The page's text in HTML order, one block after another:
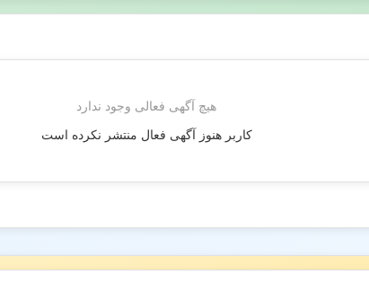
هیچ آگهی فعالی وجود ندارد
کاربر هنوز آگهی فعال منتشر نکرده است